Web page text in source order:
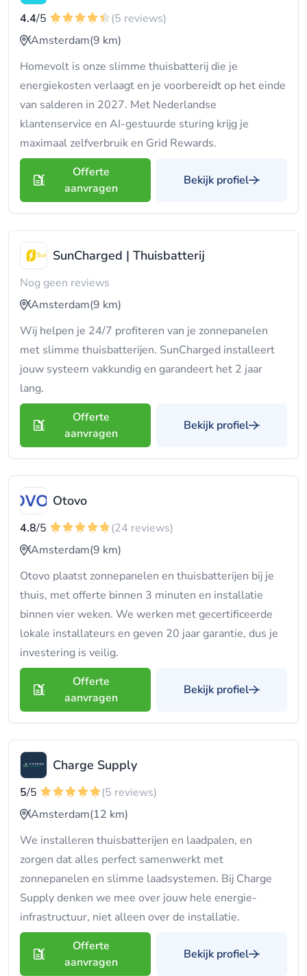
4.4/5
(5 reviews)
Amsterdam(9 km)
Homevolt is onze slimme thuisbatterij die je
energiekosten verlaagt en je voorbereidt op het einde
van salderen in 2027. Met Nederlandse
klantenservice en AI-gestuurde sturing krijg je
maximaal zelfverbruik en Grid Rewards.
Offerte
aanvragen
Bekijk profiel
SunCharged | Thuisbatterij
Nog geen reviews
Amsterdam(9 km)
Wij helpen je 24/7 profiteren van je zonnepanelen
met slimme thuisbatterijen. SunCharged installeert
jouw systeem vakkundig en garandeert het 2 jaar
lang.
Offerte
aanvragen
Bekijk profiel
Otovo
4.8/5
(24 reviews)
Amsterdam(9 km)
Otovo plaatst zonnepanelen en thuisbatterijen bij je
thuis, met offerte binnen 3 minuten en installatie
binnen vier weken. We werken met gecertificeerde
lokale installateurs en geven 20 jaar garantie, dus je
investering is veilig.
Offerte
aanvragen
Bekijk profiel
Charge Supply
5/5
(5 reviews)
Amsterdam(12 km)
We installeren thuisbatterijen en laadpalen, en
zorgen dat alles perfect samenwerkt met
zonnepanelen en slimme laadsystemen. Bij Charge
Supply denken we mee over jouw hele energie-
infrastructuur, niet alleen over de installatie.
Offerte
aanvragen
Bekijk profiel